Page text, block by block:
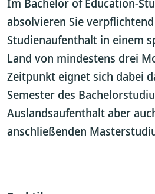
Im Bachelor of Education-
absolvieren Sie
Studienaufenthalt in einem
Land von mindestens drei
Zeitpunkt eignet sich dabei
Semester des
Auslandsaufenthalt aber
anschließenden